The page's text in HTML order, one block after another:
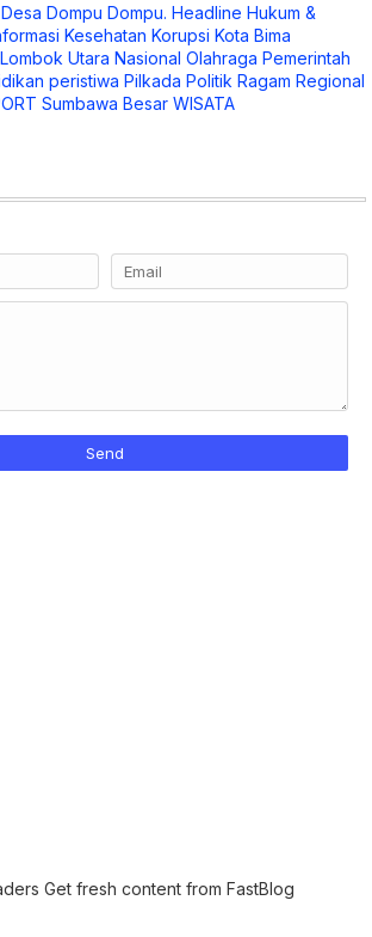
Desa Dompu Dompu. Headline Hukum &
Kesehatan Korupsi Kota Bima
Lombok Utara Nasional Olahraga Pemerintah
peristiwa Pilkada Politik Ragam Regional
Sumbawa Besar WISATA
Get fresh content from FastBlog